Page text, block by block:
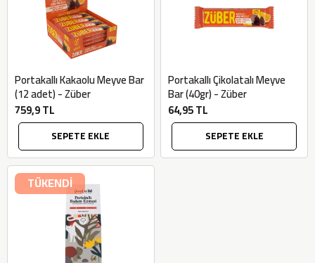
Portakallı Kakaolu Meyve Bar
(12 adet) - Züber
759,9 TL
SEPETE EKLE
Portakallı Çikolatalı Meyve
Bar (40gr) - Züber
64,95 TL
SEPETE EKLE
TÜKENDİ